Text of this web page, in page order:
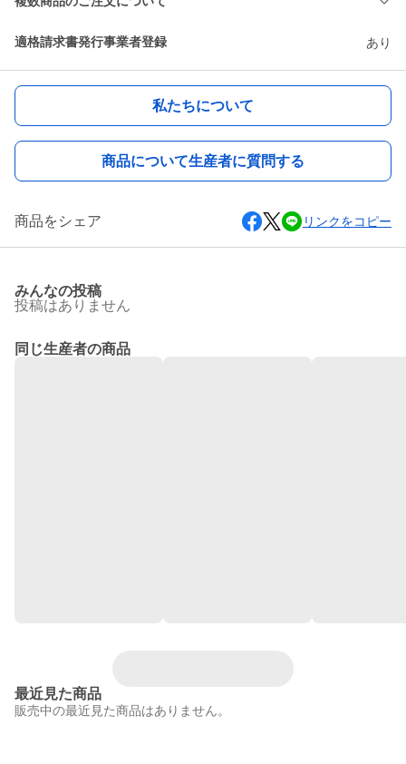
適格請求書発行事業者登録 あり
私たちについて
商品について生産者に質問する
商品をシェア リンクをコピー
みんなの投稿
投稿はありません
同じ生産者の商品
最近見た商品
販売中の最近見た商品はありません。